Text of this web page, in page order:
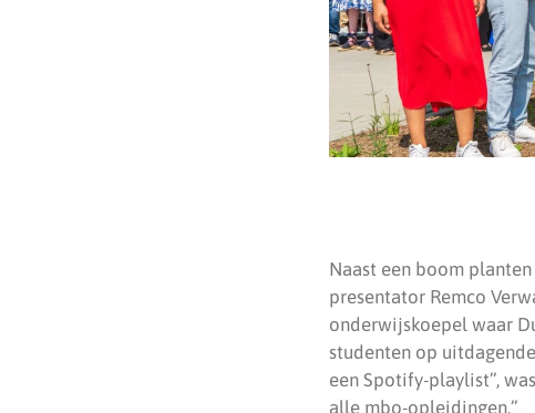
Naast een boom
presentator Remco
onderwijskoepel waar
studenten op
een Spotify-playlist”,
alle mbo-opleidingen.”